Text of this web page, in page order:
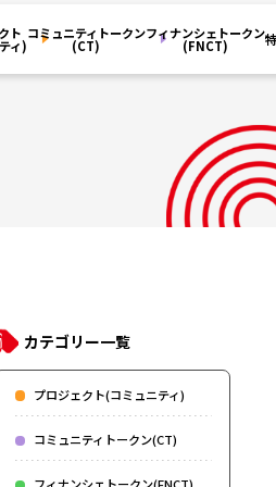
ト
ィ)
コミュニティトークン
(CT)
フィナンシェトークン
(FNCT)
カテゴリー一覧
プロジェクト(コミュニティ)
コミュニティトークン(CT)